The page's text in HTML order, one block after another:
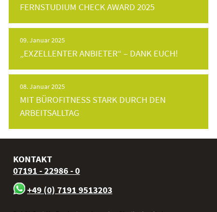
FERNSTUDIUM CHECK AWARD 2025
09. Januar 2025
„EXZELLENTER ANBIETER“ – DANK EUCH!
08. Januar 2025
MIT BÜROFITNESS STARK DURCH DEN
ARBEITSALLTAG
KONTAKT
07191 - 22986 - 0
+49 (0) 7191 9513203